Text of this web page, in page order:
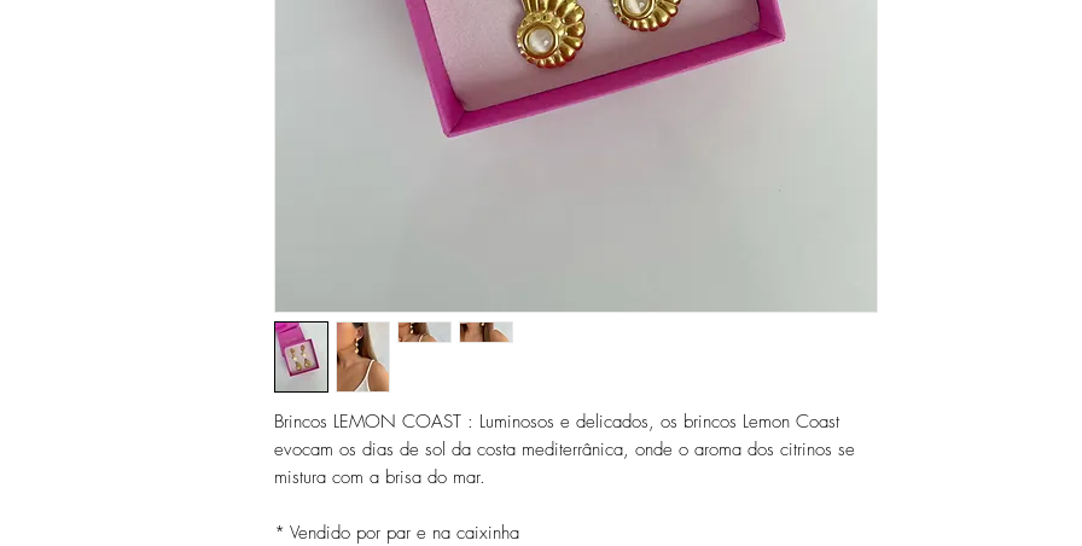
Brincos LEMON COAST : Luminosos e delicados, os brincos Lemon Coast
evocam os dias de sol da costa mediterrânica, onde o aroma dos citrinos se
mistura com a brisa do mar.
* Vendido por par e na caixinha